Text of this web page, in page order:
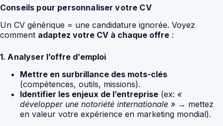
Conseils pour personnaliser votre CV
Un CV générique = une candidature ignorée. Voyez
comment adaptez votre CV à chaque offre :
1. Analyser l’offre d’emploi
Mettre en surbrillance des mots-clés
(compétences, outils, missions).
Identifier les enjeux de l’entreprise (ex: «
développer une notoriété internationale » → mettez
en valeur votre expérience en marketing mondial).